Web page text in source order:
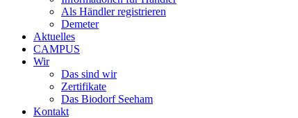
Als Händler registrieren
Demeter
Aktuelles
CAMPUS
Wir
Das sind wir
Zertifikate
Das Biodorf Seeham
Kontakt